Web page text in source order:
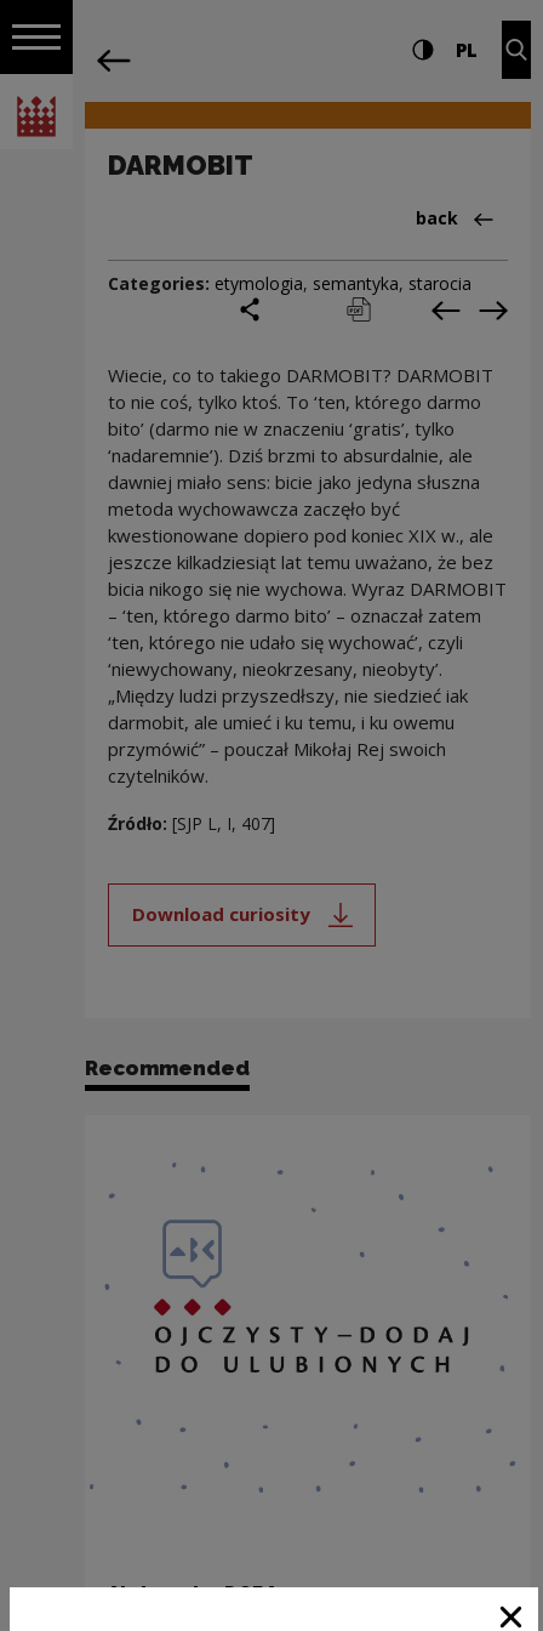
Open navigation
National Centre for Culture Poland
Navigation Settings and search
High contrast
PL
DARMOBIT
Back
back
Categories: etymologia, semantyka, starocia
print pobierz Previous
Wiecie, co to takiego DARMOBIT? DARMOBIT
to nie coś, tylko ktoś. To ‘ten, którego darmo
bito’ (darmo nie w znaczeniu ‘gratis’, tylko
‘nadaremnie’). Dziś brzmi to absurdalnie, ale
dawniej miało sens: bicie jako jedyna słuszna
metoda wychowawcza zaczęło być
kwestionowane dopiero pod koniec XIX w., ale
jeszcze kilkadziesiąt lat temu uważano, że bez
bicia nikogo się nie wychowa. Wyraz DARMOBIT
– ‘ten, którego darmo bito’ – oznaczał zatem
‘ten, którego nie udało się wychować’, czyli
‘niewychowany, nieokrzesany, nieobyty’.
„Między ludzi przyszedłszy, nie siedzieć iak
darmobit, ale umieć i ku temu, i ku owemu
przymówić” – pouczał Mikołaj Rej swoich
czytelników.
Źródło: [SJP L, I, 407]
Download curiosity
Note, the link will open in a new
Recommended
Aleksander DOBA